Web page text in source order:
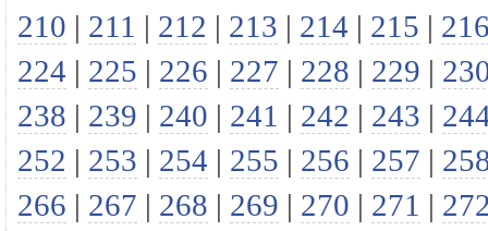
210 | 211 | 212 | 213 | 214 | 215 |
224 | 225 | 226 | 227 | 228 | 229 |
238 | 239 | 240 | 241 | 242 | 243 |
252 | 253 | 254 | 255 | 256 | 257 |
266 | 267 | 268 | 269 | 270 | 271 |